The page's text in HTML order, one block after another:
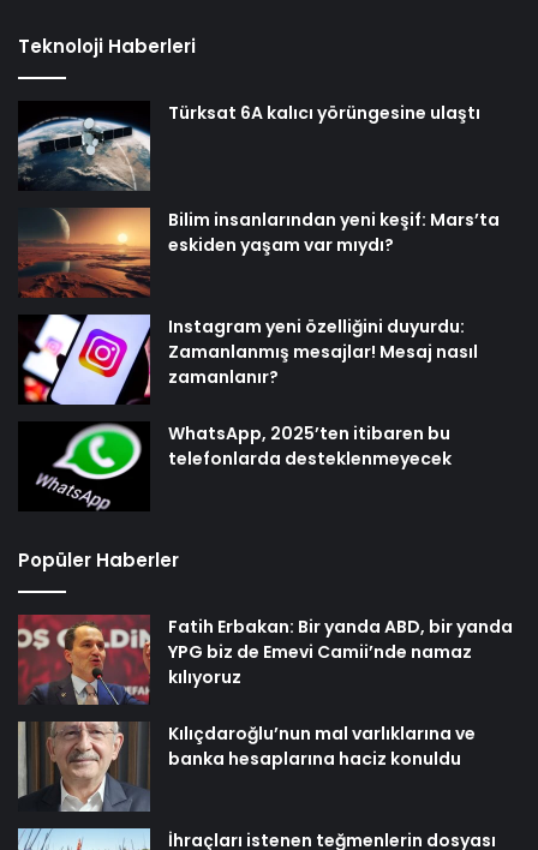
Teknoloji Haberleri
Türksat 6A kalıcı yörüngesine ulaştı
Bilim insanlarından yeni keşif: Mars’ta
eskiden yaşam var mıydı?
Instagram yeni özelliğini duyurdu:
Zamanlanmış mesajlar! Mesaj nasıl
zamanlanır?
WhatsApp, 2025’ten itibaren bu
telefonlarda desteklenmeyecek
Popüler Haberler
Fatih Erbakan: Bir yanda ABD, bir yanda
YPG biz de Emevi Camii’nde namaz
kılıyoruz
Kılıçdaroğlu’nun mal varlıklarına ve
banka hesaplarına haciz konuldu
İhraçları istenen teğmenlerin dosyası